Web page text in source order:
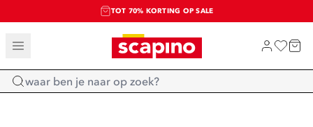
TOT 70% KORTING OP SALE
SALE: LAATSTE KANS!
SHOP NIEUW
Home